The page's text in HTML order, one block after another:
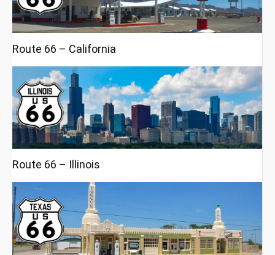
Route 66 – California
Route 66 – Illinois